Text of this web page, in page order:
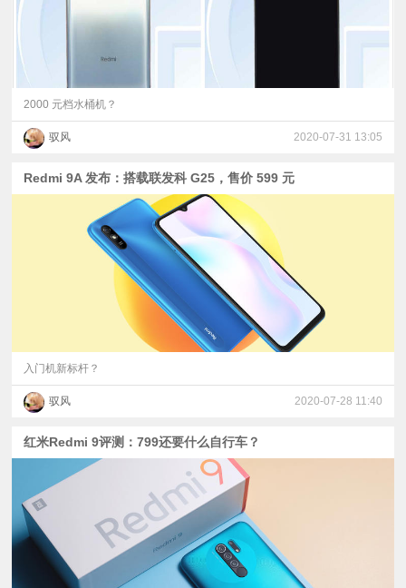
2000 元档水桶机？
驭风 2020-07-31 13:05
Redmi 9A 发布：搭载联发科 G25，售价 599 元
入门机新标杆？
驭风 2020-07-28 11:40
红米Redmi 9评测：799还要什么自行车？